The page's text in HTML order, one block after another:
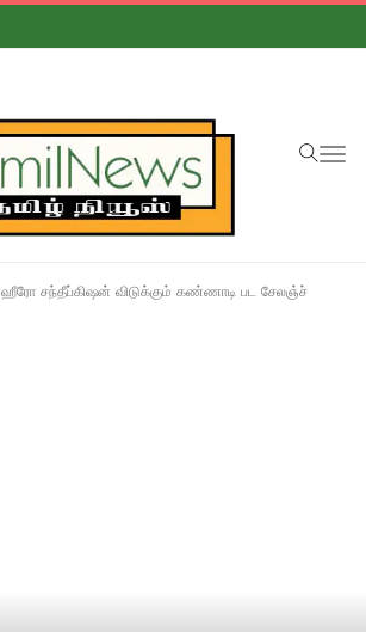
ஹீரோ சந்தீப்கிஷன் விடுக்கும் கண்ணாடி பட சேலஞ்ச்